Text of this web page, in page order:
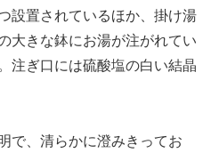
設置されているほか、掛け湯
大きな鉢にお湯が注がれてい
注ぎ口には硫酸塩の白い結晶
で、清らかに澄みきってお